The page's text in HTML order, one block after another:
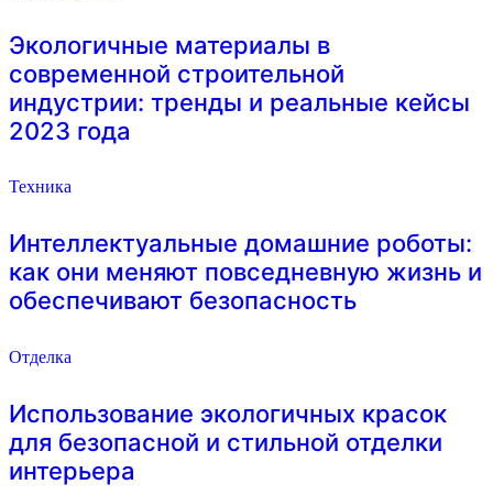
Экологичные материалы в
современной строительной
индустрии: тренды и реальные кейсы
2023 года
Техника
Интеллектуальные домашние роботы:
как они меняют повседневную жизнь и
обеспечивают безопасность
Отделка
Использование экологичных красок
для безопасной и стильной отделки
интерьера